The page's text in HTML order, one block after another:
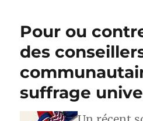
Pour ou
des
suffrage